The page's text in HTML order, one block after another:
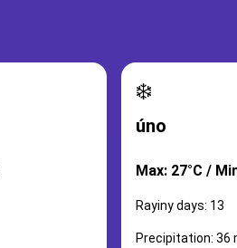
❄️
úno
Max: 27°C /
Rayiny days: 13
Precipitation: 36